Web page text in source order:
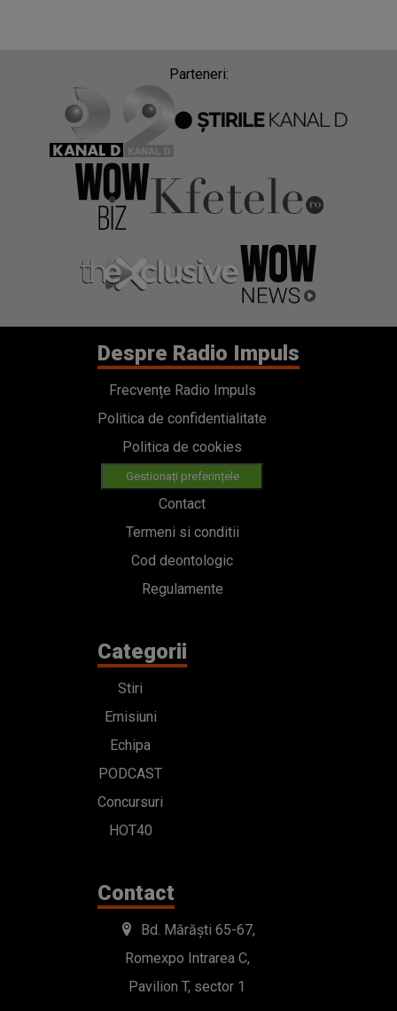
Parteneri:
Despre Radio Impuls
Frecvențe Radio Impuls
Politica de confidentialitate
Politica de cookies
Gestionați preferințele
Contact
Termeni si conditii
Cod deontologic
Regulamente
Categorii
Stiri
Emisiuni
Echipa
PODCAST
Concursuri
HOT40
Contact
Bd. Mărăști 65-67,
Romexpo Intrarea C,
Pavilion T, sector 1